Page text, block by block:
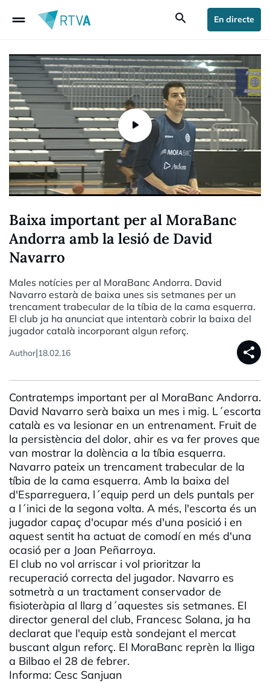
drag_handle search En directe
Baixa important per al MoraBanc
Andorra amb la lesió de David
Navarro
Males notícies per al MoraBanc Andorra. David
Navarro estarà de baixa unes sis setmanes per un
trencament trabecular de la tíbia de la cama esquerra.
El club ja ha anunciat que intentarà cobrir la baixa del
jugador català incorporant algun reforç.
Author|18.02.16 share
Contratemps important per al MoraBanc Andorra.
David Navarro serà baixa un mes i mig. L´escorta
català es va lesionar en un entrenament. Fruit de
la persistència del dolor, ahir es va fer proves que
van mostrar la dolència a la tíbia esquerra.
Navarro pateix un trencament trabecular de la
tíbia de la cama esquerra. Amb la baixa del
d'Esparreguera, l´equip perd un dels puntals per
a l´inici de la segona volta. A més, l'escorta és un
jugador capaç d'ocupar més d'una posició i en
aquest sentit ha actuat de comodí en més d'una
ocasió per a Joan Peñarroya.
El club no vol arriscar i vol prioritzar la
recuperació correcta del jugador. Navarro es
sotmetrà a un tractament conservador de
fisioteràpia al llarg d´aquestes sis setmanes. El
director general del club, Francesc Solana, ja ha
declarat que l'equip està sondejant el mercat
buscant algun reforç. El MoraBanc reprèn la lliga
a Bilbao el 28 de febrer.
Informa: Cesc Sanjuan